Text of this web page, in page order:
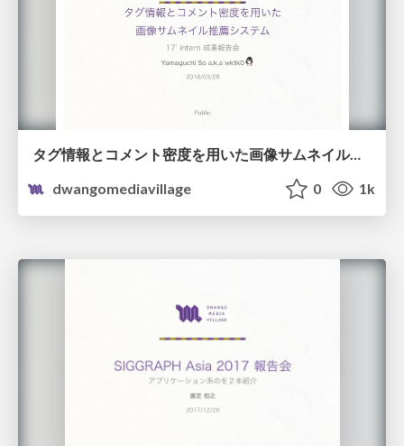
タグ情報とコメント密度を用いた画像サムネイル推薦システム
dwangomediavillage
0 1k